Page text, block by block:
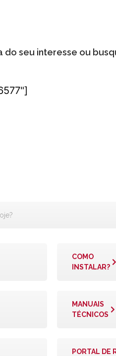
do seu interesse ou
COMO
INSTALAR?
MANUAIS
TÉCNICOS
PORTAL DE